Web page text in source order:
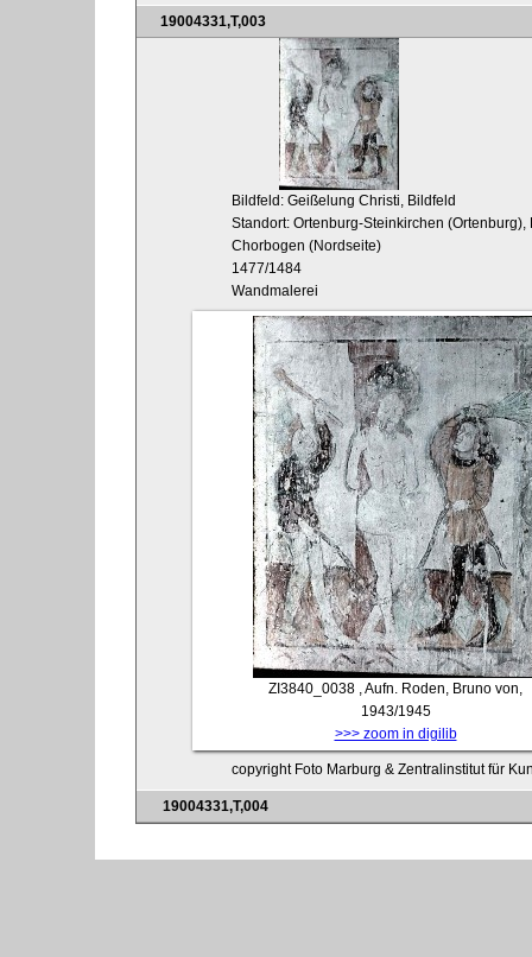
19004331,T,003
Bildfeld: Geißelung Christi, Bildfeld
Standort: Ortenburg-Steinkirchen
Chorbogen (Nordseite)
1477/1484
Wandmalerei
ZI3840_0038 , Aufn. Roden, Bruno von,
1943/1945
>>> zoom in digilib
copyright Foto Marburg & Zentralinstitut für
19004331,T,004